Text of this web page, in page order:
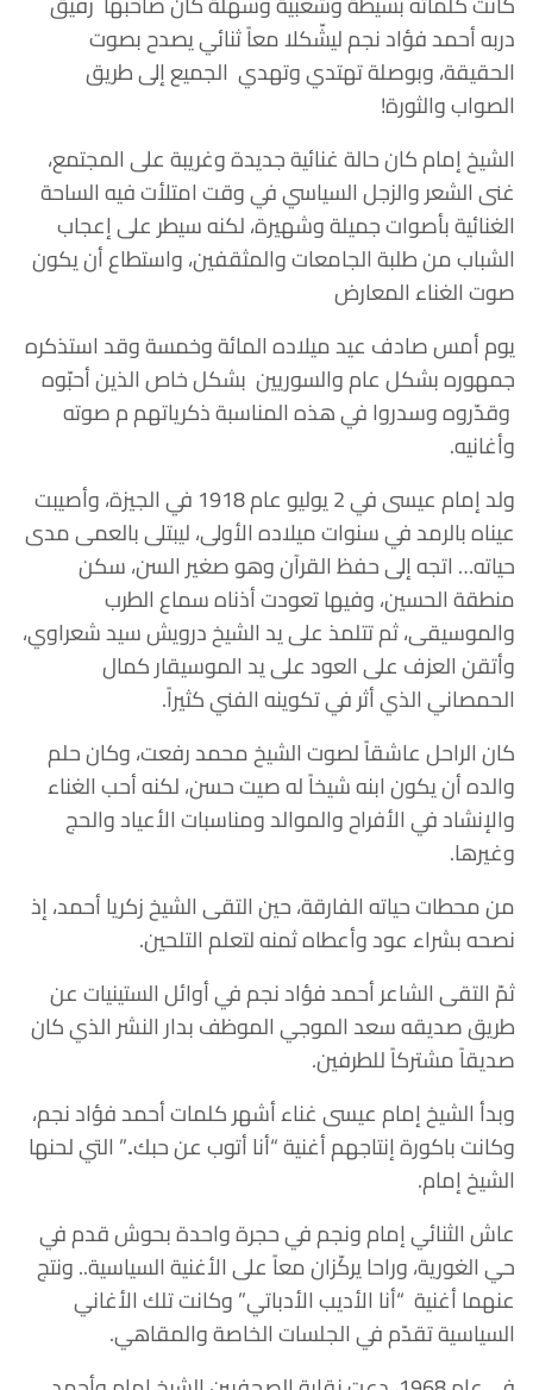
دربه أحمد فؤاد نجم ليشّكلا معاً ثنائي يصدح بصوت
الحقيقة، وبوصلة تهتدي وتهدي الجميع إلى طريق
الصواب والثورة!
الشيخ إمام كان حالة غنائية جديدة وغريبة على المجتمع،
غنى الشعر والزجل السياسي في وقت امتلأت فيه الساحة
الغنائية بأصوات جميلة وشهيرة، لكنه سيطر على إعجاب
الشباب من طلبة الجامعات والمثقفين، واستطاع أن يكون
صوت الغناء المعارض
يوم أمس صادف عيد ميلاده المائة وخمسة وقد استذكره
جمهوره بشكل عام والسوريين بشكل خاص الذين أحبّوه
وقدّروه وسدروا في هذه المناسبة ذكرياتهم م صوته
وأغانيه.
ولد إمام عيسى في 2 يوليو عام 1918 في الجيزة، وأصيبت
عيناه بالرمد في سنوات ميلاده الأولى، ليبتلى بالعمى مدى
حياته… اتجه إلى حفظ القرآن وهو صغير السن، سكن
منطقة الحسين، وفيها تعودت أذناه سماع الطرب
والموسيقى، ثم تتلمذ على يد الشيخ درويش سيد شعراوي،
وأتقن العزف على العود على يد الموسيقار كمال
الحمصاني الذي أثر في تكوينه الفني كثيراً.
كان الراحل عاشقاً لصوت الشيخ محمد رفعت، وكان حلم
والده أن يكون ابنه شيخاً له صيت حسن، لكنه أحب الغناء
والإنشاد في الأفراح والموالد ومناسبات الأعياد والحج
وغيرها.
من محطات حياته الفارقة، حين التقى الشيخ زكريا أحمد، إذ
نصحه بشراء عود وأعطاه ثمنه لتعلم التلحين.
ثمّ التقى الشاعر أحمد فؤاد نجم في أوائل الستينيات عن
طريق صديقه سعد الموجي الموظف بدار النشر الذي كان
صديقاً مشتركاً للطرفين.
وبدأ الشيخ إمام عيسى غناء أشهر كلمات أحمد فؤاد نجم،
وكانت باكورة إنتاجهم أغنية “أنا أتوب عن حبك..” التي لحنها
الشيخ إمام.
عاش الثنائي إمام ونجم في حجرة واحدة بحوش قدم في
حي الغورية، وراحا يركّزان معاً على الأغنية السياسية.. ونتج
عنهما أغنية “أنا الأديب الأدباتي” وكانت تلك الأغاني
السياسية تقدّم في الجلسات الخاصة والمقاهي.